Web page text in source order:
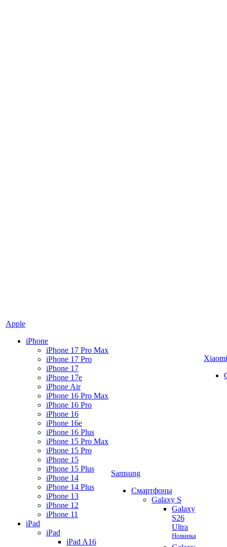
Apple
iPhone
iPhone 17 Pro Max
iPhone 17 Pro
iPhone 17
iPhone 17e
iPhone Air
iPhone 16 Pro Max
iPhone 16 Pro
iPhone 16
iPhone 16e
iPhone 16 Plus
iPhone 15 Pro Max
iPhone 15 Pro
iPhone 15
iPhone 15 Plus
iPhone 14
iPhone 14 Plus
iPhone 13
iPhone 12
iPhone 11
iPad
iPad
iPad A16
Samsung
Смартфоны
Galaxy S
Galaxy
S26
Ultra
Новинка
Xiaomi